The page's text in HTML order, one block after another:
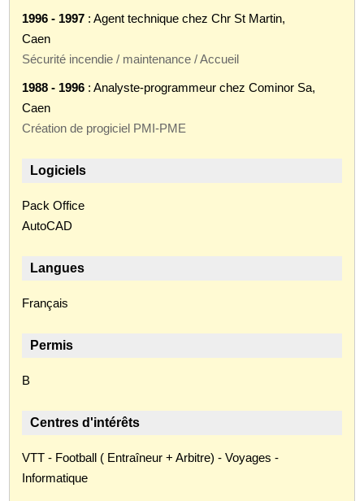
1996 - 1997 : Agent technique chez Chr St Martin,
Caen
Sécurité incendie / maintenance / Accueil
1988 - 1996 : Analyste-programmeur chez Cominor Sa,
Caen
Création de progiciel PMI-PME
Logiciels
Pack Office
AutoCAD
Langues
Français
Permis
B
Centres d'intérêts
VTT - Football ( Entraîneur + Arbitre) - Voyages -
Informatique